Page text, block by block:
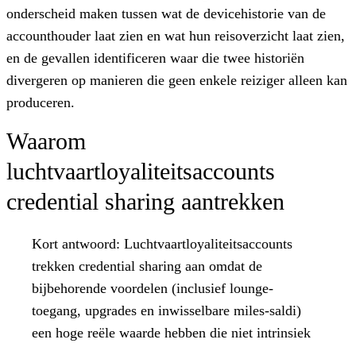
onderscheid maken tussen wat de devicehistorie van de
accounthouder laat zien en wat hun reisoverzicht laat zien,
en de gevallen identificeren waar die twee historiën
divergeren op manieren die geen enkele reiziger alleen kan
produceren.
Waarom
luchtvaartloyaliteitsaccounts
credential sharing aantrekken
Kort antwoord: Luchtvaartloyaliteitsaccounts
trekken credential sharing aan omdat de
bijbehorende voordelen (inclusief lounge-
toegang, upgrades en inwisselbare miles-saldi)
een hoge reële waarde hebben die niet intrinsiek